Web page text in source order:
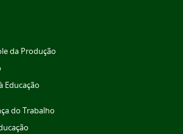
da Produção
Educação
do Trabalho